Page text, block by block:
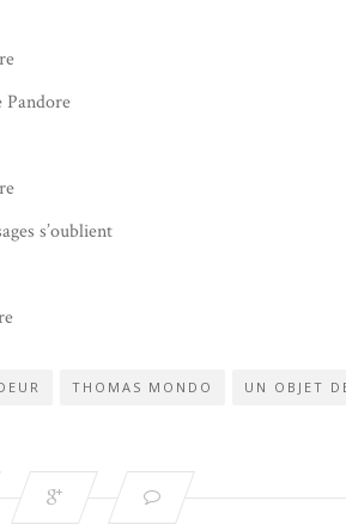
Pandore
s’oublient
THOMAS MONDO UN OBJET